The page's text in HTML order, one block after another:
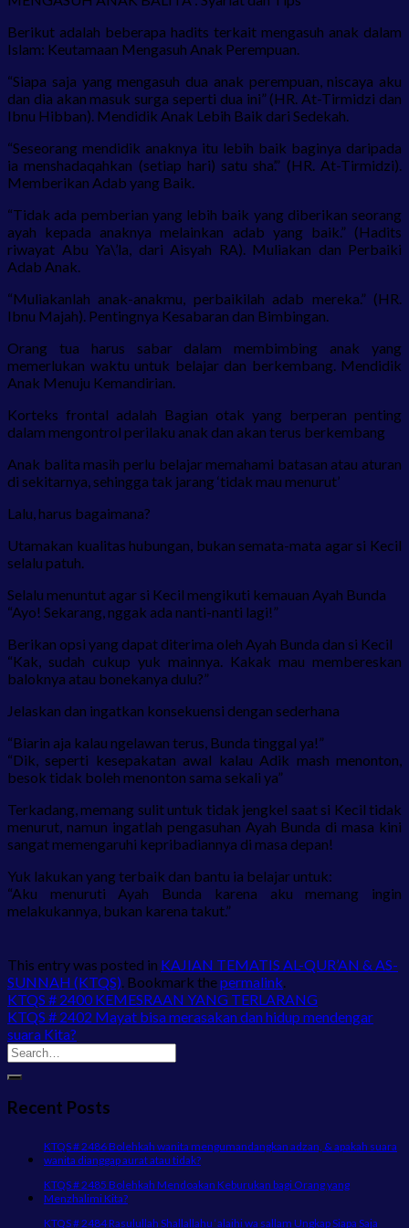
Berikut adalah beberapa hadits terkait mengasuh anak dalam
Islam: Keutamaan Mengasuh Anak Perempuan.
“Siapa saja yang mengasuh dua anak perempuan, niscaya aku
dan dia akan masuk surga seperti dua ini” (HR. At-Tirmidzi dan
Ibnu Hibban). Mendidik Anak Lebih Baik dari Sedekah.
“Seseorang mendidik anaknya itu lebih baik baginya daripada
ia menshadaqahkan (setiap hari) satu sha’.” (HR. At-Tirmidzi).
Memberikan Adab yang Baik.
“Tidak ada pemberian yang lebih baik yang diberikan seorang
ayah kepada anaknya melainkan adab yang baik.” (Hadits
riwayat Abu Ya\’la, dari Aisyah RA). Muliakan dan Perbaiki
Adab Anak.
“Muliakanlah anak-anakmu, perbaikilah adab mereka.” (HR.
Ibnu Majah). Pentingnya Kesabaran dan Bimbingan.
Orang tua harus sabar dalam membimbing anak yang
memerlukan waktu untuk belajar dan berkembang. Mendidik
Anak Menuju Kemandirian.
Korteks frontal adalah Bagian otak yang berperan penting
dalam mengontrol perilaku anak dan akan terus berkembang
Anak balita masih perlu belajar memahami batasan atau aturan
di sekitarnya, sehingga tak jarang ‘tidak mau menurut’
Lalu, harus bagaimana?
Utamakan kualitas hubungan, bukan semata-mata agar si Kecil
selalu patuh.
Selalu menuntut agar si Kecil mengikuti kemauan Ayah Bunda
“Ayo! Sekarang, nggak ada nanti-nanti lagi!”
Berikan opsi yang dapat diterima oleh Ayah Bunda dan si Kecil
“Kak, sudah cukup yuk mainnya. Kakak mau membereskan
baloknya atau bonekanya dulu?”
Jelaskan dan ingatkan konsekuensi dengan sederhana
“Biarin aja kalau ngelawan terus, Bunda tinggal ya!”
“Dik, seperti kesepakatan awal kalau Adik mash menonton,
besok tidak boleh menonton sama sekali ya”
Terkadang, memang sulit untuk tidak jengkel saat si Kecil tidak
menurut, namun ingatlah pengasuhan Ayah Bunda di masa kini
sangat memengaruhi kepribadiannya di masa depan!
Yuk lakukan yang terbaik dan bantu ia belajar untuk:
“Aku menuruti Ayah Bunda karena aku memang ingin
melakukannya, bukan karena takut.”
This entry was posted in KAJIAN TEMATIS AL-QUR’AN & AS-
SUNNAH (KTQS). Bookmark thepermalink.
KTQS # 2400 KEMESRAAN YANG TERLARANG
KTQS # 2402 Mayat bisa merasakan dan hidup mendengar
suara Kita?
Recent Posts
KTQS # 2486 Bolehkah wanita mengumandangkan adzan, & apakah suara
wanita dianggap aurat atau tidak?
KTQS # 2485 Bolehkah Mendoakan Keburukan bagi Orang yang
Menzhalimi Kita?
KTQS # 2484 Rasulullah Shallallahu ‘alaihi wa sallam Ungkap Siapa Saja